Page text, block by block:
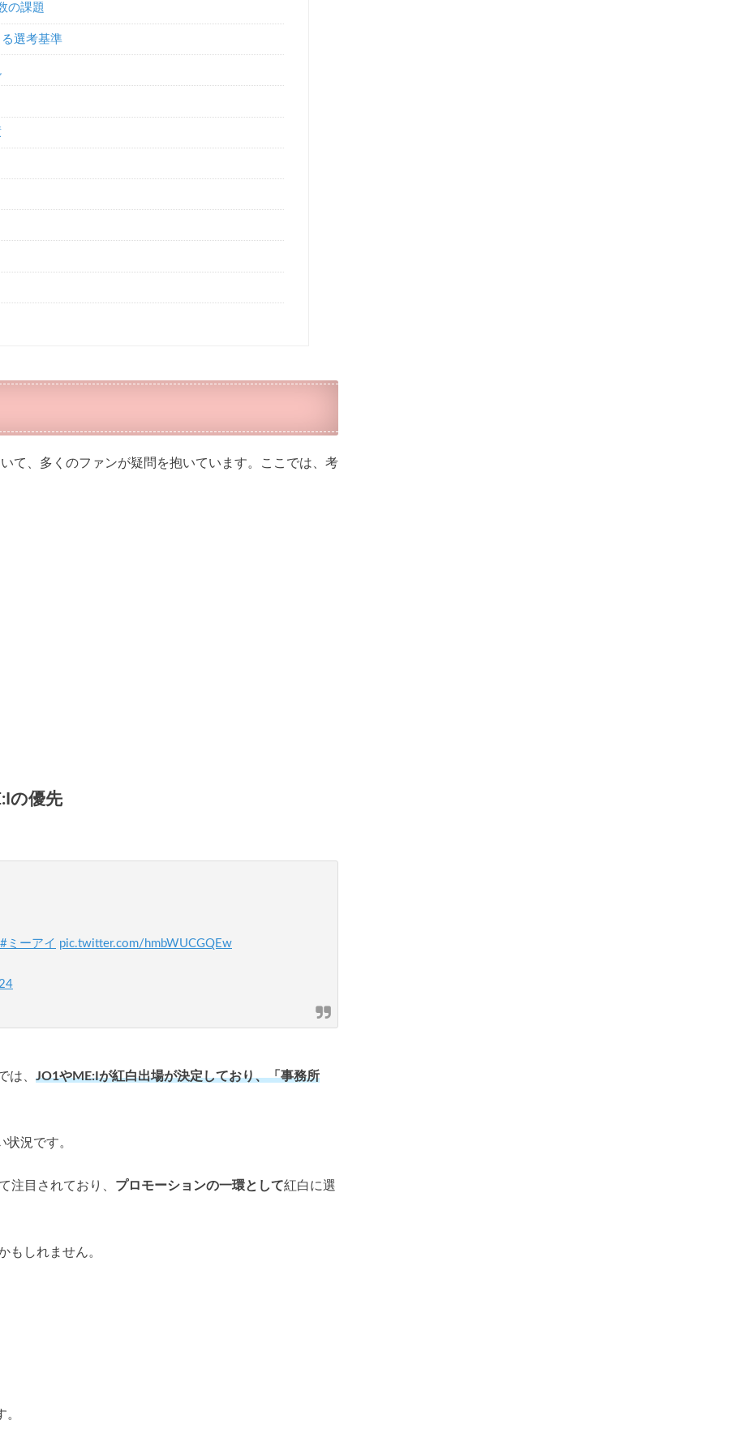
の課題
選考基準
て、多くのファンが疑問を抱いています。ここでは、考
の優先
#ミーアイ pic.twitter.com/hmbWUCGQEw
は、 JO1やME:Iが紅白出場が決定しており、「事務所
況です​。
注目されており、 プロモーションの一環として紅白に選
もしれません。